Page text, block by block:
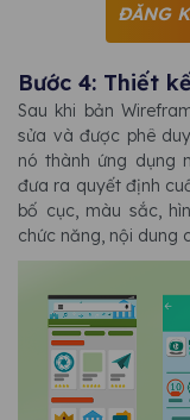
ĐĂNG
Bước 4: Thiết
Sau khi bản
sửa và được phê
nó thành ứng dụng
đưa ra quyết định
bố cục, màu sắc,
chức năng, nội dung